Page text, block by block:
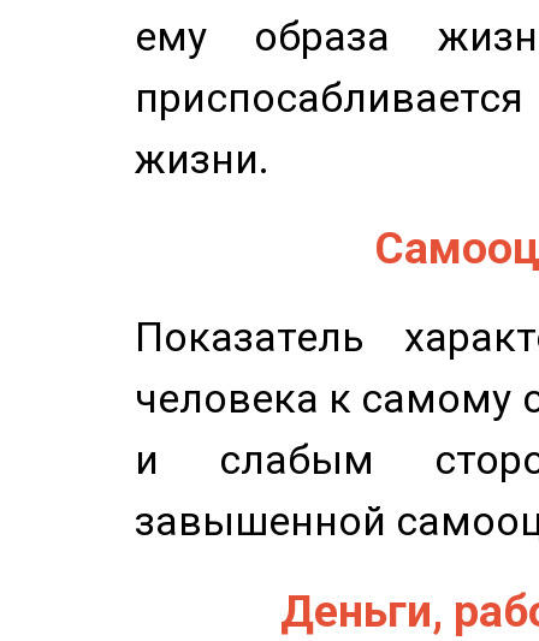
ему образа
жизни.
Показатель
человека к самому
и слабым
завышенной
Деньги,